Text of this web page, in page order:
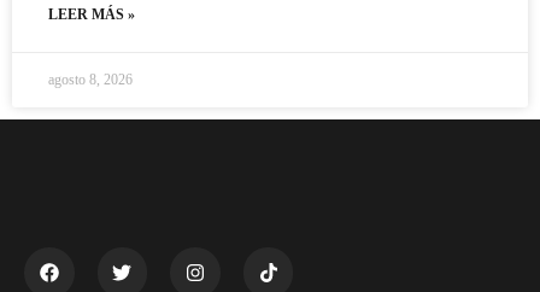
LEER MÁS »
agosto 8, 2026